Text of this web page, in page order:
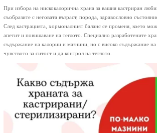
При избора на нискокалорична храна за вашия кастриран
съобразите с неговата възраст, порода, здравословно
След кастрацията, хормоналният баланс се променя, което
апетит и повишаване на теглото. Специално разработените
съдържание на калории и мазнини, но с високо съдържание
чувството за ситост и да контрол на теглото.